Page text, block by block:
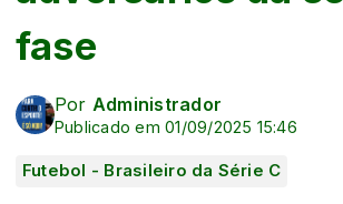
fase
Por Administrador
Publicado em 01/09/2025 15:46
Futebol - Brasileiro da Série C